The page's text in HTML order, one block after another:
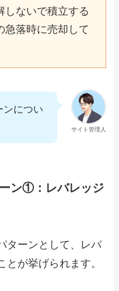
しないで積立する
急落時に売却して
サイト管理人
ンについ
ン①：レバレッジ
ターンとして、レバ
とが挙げられます。